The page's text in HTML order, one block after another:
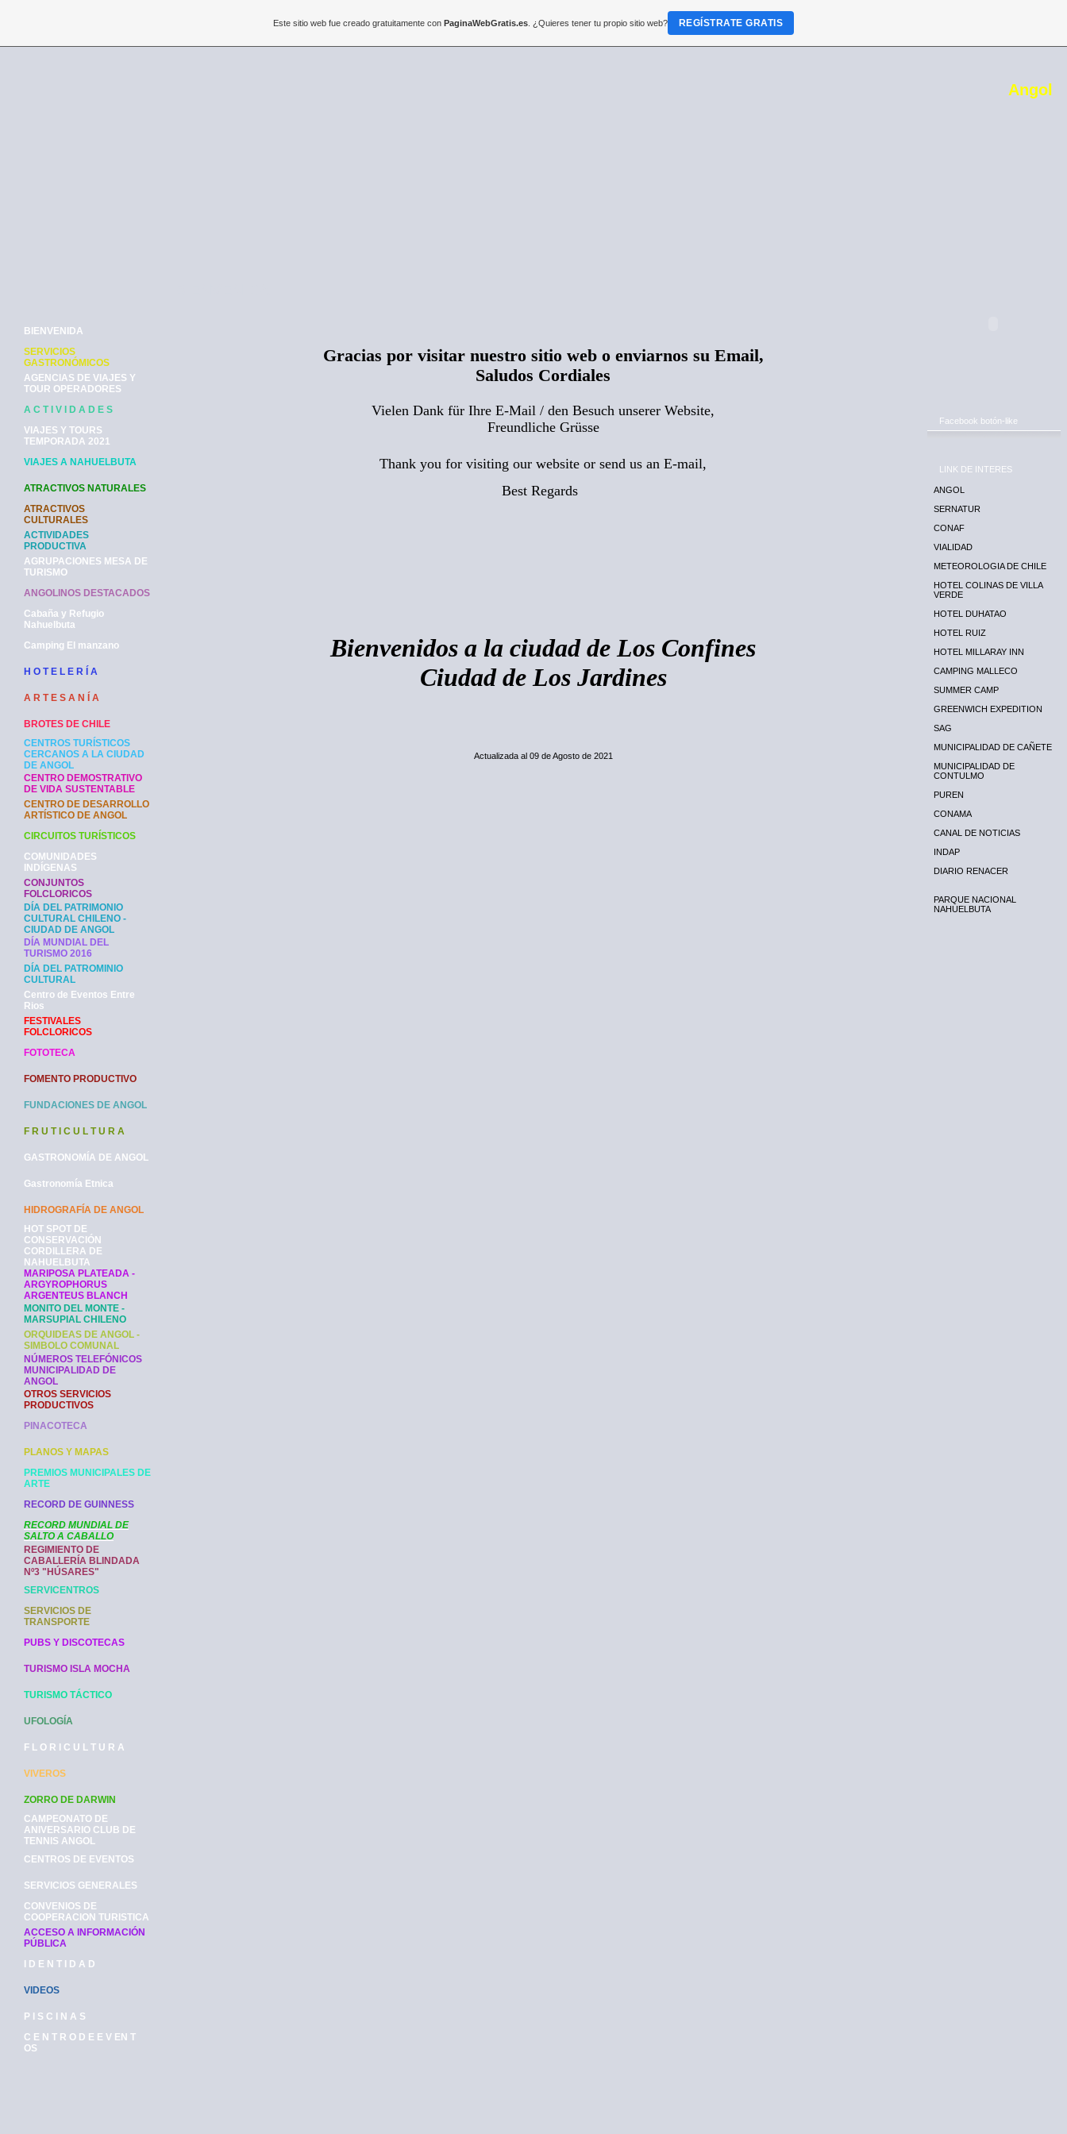
Angol
BIENVENIDA
SERVICIOS
GASTRONÓMICOS
AGENCIAS DE VIAJES Y
TOUR OPERADORES
A C T I V I D A D E S
VIAJES Y TOURS
TEMPORADA 2021
VIAJES A NAHUELBUTA
ATRACTIVOS NATURALES
ATRACTIVOS
CULTURALES
ACTIVIDADES
PRODUCTIVA
AGRUPACIONES MESA DE
TURISMO
ANGOLINOS DESTACADOS
Cabaña y Refugio
Nahuelbuta
Camping El manzano
H O T E L E R Í A
A R T E S A N Í A
BROTES DE CHILE
CENTROS TURÍSTICOS
CERCANOS A LA CIUDAD
DE ANGOL
CENTRO DEMOSTRATIVO
DE VIDA SUSTENTABLE
CENTRO DE DESARROLLO
ARTÍSTICO DE ANGOL
CIRCUITOS TURÍSTICOS
COMUNIDADES
INDÍGENAS
CONJUNTOS
FOLCLORICOS
DÍA DEL PATRIMONIO
CULTURAL CHILENO -
CIUDAD DE ANGOL
DÍA MUNDIAL DEL
TURISMO 2016
DÍA DEL PATROMINIO
CULTURAL
Centro de Eventos Entre
Rios
FESTIVALES
FOLCLORICOS
FOTOTECA
FOMENTO PRODUCTIVO
FUNDACIONES DE ANGOL
F R U T I C U L T U R A
GASTRONOMÍA DE ANGOL
Gastronomía Etnica
HIDROGRAFÍA DE ANGOL
HOT SPOT DE
CONSERVACIÓN
CORDILLERA DE
NAHUELBUTA
MARIPOSA PLATEADA -
ARGYROPHORUS
ARGENTEUS BLANCH
MONITO DEL MONTE -
MARSUPIAL CHILENO
ORQUIDEAS DE ANGOL -
SIMBOLO COMUNAL
NÚMEROS TELEFÓNICOS
MUNICIPALIDAD DE
ANGOL
OTROS SERVICIOS
PRODUCTIVOS
PINACOTECA
PLANOS Y MAPAS
PREMIOS MUNICIPALES DE
ARTE
RECORD DE GUINNESS
RECORD MUNDIAL DE
SALTO A CABALLO
REGIMIENTO DE
CABALLERÍA BLINDADA
Nº3 "HÚSARES"
SERVICENTROS
SERVICIOS DE
TRANSPORTE
PUBS Y DISCOTECAS
TURISMO ISLA MOCHA
TURISMO TÁCTICO
UFOLOGÍA
F L O R I C U L T U R A
VIVEROS
ZORRO DE DARWIN
CAMPEONATO DE
ANIVERSARIO CLUB DE
TENNIS ANGOL
CENTROS DE EVENTOS
SERVICIOS GENERALES
CONVENIOS DE
COOPERACION TURISTICA
ACCESO A INFORMACIÓN
PÚBLICA
I D E N T I D A D
VIDEOS
P I S C I N A S
C E N T R O D E E V EN T
OS
Gracias por visitar nuestro sitio web o enviarnos su Email,
Saludos Cordiales
Vielen Dank für Ihre E-Mail / den Besuch unserer Website,
Freundliche Grüsse
Thank you for visiting our website or send us an E-mail,
Best Regards
Bienvenidos a la ciudad de Los Confines
Ciudad de Los Jardines
Actualizada al 09 de Agosto de 2021
Facebook botón-like
LINK DE INTERES
ANGOL
SERNATUR
CONAF
VIALIDAD
METEOROLOGIA DE CHILE
HOTEL COLINAS DE VILLA
VERDE
HOTEL DUHATAO
HOTEL RUIZ
HOTEL MILLARAY INN
CAMPING MALLECO
SUMMER CAMP
GREENWICH EXPEDITION
SAG
MUNICIPALIDAD DE CAÑETE
MUNICIPALIDAD DE
CONTULMO
PUREN
CONAMA
CANAL DE NOTICIAS
INDAP
DIARIO RENACER
PARQUE NACIONAL
NAHUELBUTA
Este sitio web fue creado gratuitamente con PaginaWebGratis.es. ¿Quieres tener tu propio sitio web? REGÍSTRATE GRATIS